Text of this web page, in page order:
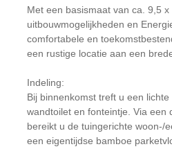
Met een basismaat van ca. 9,5 x
uitbouwmogelijkheden en
comfortabele en
een rustige locatie aan een
Indeling:
Bij binnenkomst treft u een
wandtoilet en fonteintje. Via een
bereikt u de tuingerichte woon-/
een eigentijdse bamboe